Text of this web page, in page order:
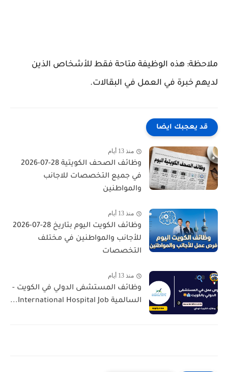
ملاحظة: هذه الوظيفة متاحة فقط للأشخاص الذين
لديهم خبرة في العمل في البقالات.
قد يعجبك ايضا
منذ 13 أيام
وظائف الصحف الكويتية 28-07-2026
في جميع التخصصات للاجانب
والمواطنين
منذ 13 أيام
وظائف الكويت اليوم بتاريخ 28-07-2026
للأجانب والمواطنين في مختلف
التخصصات
منذ 13 أيام
وظائف المستشفى الدولي في الكويت -
السالمية International Hospital Job...